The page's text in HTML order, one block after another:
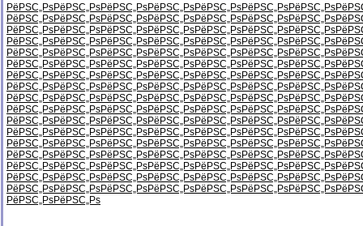
РёРЅС„РѕРёРЅС„РѕРёРЅС„РѕРёРЅС„РѕРёРЅС„РѕРёРЅС„РѕРёРЅС„Рѕ
РёРЅС„РѕРёРЅС„РѕРёРЅС„РѕРёРЅС„РѕРёРЅС„РѕРёРЅС„РѕРёРЅС„Рѕ
РёРЅС„РѕРёРЅС„РѕРёРЅС„РѕРёРЅС„РѕРёРЅС„РѕРёРЅС„РѕРёРЅС„Рѕ
РёРЅС„РѕРёРЅС„РѕРёРЅС„РѕРёРЅС„РѕРёРЅС„РѕРёРЅС„РѕРёРЅС„Рѕ
РёРЅС„РѕРёРЅС„РѕРёРЅС„РѕРёРЅС„РѕРёРЅС„РѕРёРЅС„РѕРёРЅС„Рѕ
РёРЅС„РѕРёРЅС„РѕРёРЅС„РѕРёРЅС„РѕРёРЅС„РѕРёРЅС„РѕРёРЅС„Рѕ
РёРЅС„РѕРёРЅС„РѕРёРЅС„РѕРёРЅС„РѕРёРЅС„РѕРёРЅС„РѕРёРЅС„Рѕ
РёРЅС„РѕРёРЅС„РѕРёРЅС„РѕРёРЅС„РѕРёРЅС„РѕРёРЅС„РѕРёРЅС„Рѕ
РёРЅС„РѕРёРЅС„РѕРёРЅС„РѕРёРЅС„РѕРёРЅС„РѕРёРЅС„РѕРёРЅС„Рѕ
РёРЅС„РѕРёРЅС„РѕРёРЅС„РѕРёРЅС„РѕРёРЅС„РѕРёРЅС„РѕРёРЅС„Рѕ
РёРЅС„РѕРёРЅС„РѕРёРЅС„РѕРёРЅС„РѕРёРЅС„РѕРёРЅС„РѕРёРЅС„Рѕ
РёРЅС„РѕРёРЅС„РѕРёРЅС„РѕРёРЅС„РѕРёРЅС„РѕРёРЅС„РѕРёРЅС„Рѕ
РёРЅС„РѕРёРЅС„РѕРёРЅС„РѕРёРЅС„РѕРёРЅС„РѕРёРЅС„РѕРёРЅС„Рѕ
РёРЅС„РѕРёРЅС„РѕРёРЅС„РѕРёРЅС„РѕРёРЅС„РѕРёРЅС„РѕРёРЅС„Рѕ
РёРЅС„РѕРёРЅС„РѕРёРЅС„РѕРёРЅС„РѕРёРЅС„РѕРёРЅС„РѕРёРЅС„Рѕ
РёРЅС„РѕРёРЅС„РѕРёРЅС„РѕРёРЅС„РѕРёРЅС„РѕРёРЅС„РѕРёРЅС„Рѕ
РёРЅС„РѕРёРЅС„РѕРёРЅС„РѕРёРЅС„РѕРёРЅС„РѕРёРЅС„РѕРёРЅС„Рѕ
РёРЅС„РѕРёРЅС„Рѕ